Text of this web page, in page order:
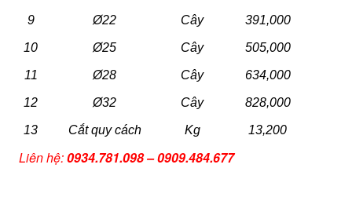
9 Ø22 Cây 391,000
10 Ø25 Cây 505,000
11 Ø28 Cây 634,000
12 Ø32 Cây 828,000
13 Cắt quy cách Kg 13,200
Liên hệ:0934.781.098 – 0909.484.677